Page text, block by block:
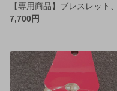
7,700円